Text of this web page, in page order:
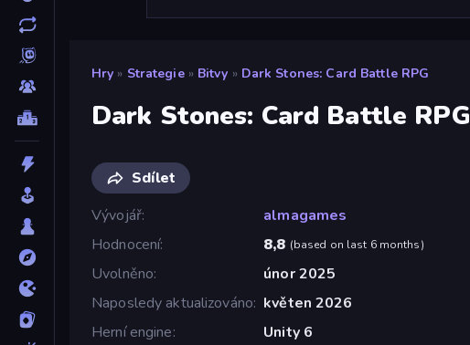
Hry » Strategie » Bitvy » Dark Stones: Card Battle RPG
Dark Stones: Card Battle RPG
Sdílet
Vývojář
almagames
Hodnocení
8,8 (based on last 6 months)
Uvolněno
únor 2025
Naposledy aktualizováno květen 2026
Herní engine
Unity 6